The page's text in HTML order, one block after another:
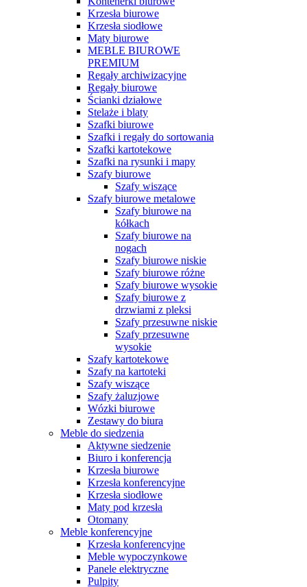
Krzesła biurowe
Krzesła siodłowe
Maty biurowe
MEBLE BIUROWE
PREMIUM
Regały archiwizacyjne
Regały biurowe
Ścianki działowe
Stelaże i blaty
Szafki biurowe
Szafki i regały do sortowania
Szafki kartotekowe
Szafki na rysunki i mapy
Szafy biurowe
Szafy wiszące
Szafy biurowe metalowe
Szafy biurowe na
kółkach
Szafy biurowe na
nogach
Szafy biurowe niskie
Szafy biurowe różne
Szafy biurowe wysokie
Szafy biurowe z
drzwiami z pleksi
Szafy przesuwne niskie
Szafy przesuwne
wysokie
Szafy kartotekowe
Szafy na kartoteki
Szafy wiszące
Szafy żaluzjowe
Wózki biurowe
Zestawy do biura
Meble do siedzenia
Aktywne siedzenie
Biuro i konferencja
Krzesła biurowe
Krzesła konferencyjne
Krzesła siodłowe
Maty pod krzesła
Otomany
Meble konferencyjne
Krzesła konferencyjne
Meble wypoczynkowe
Panele elektryczne
Pulpity